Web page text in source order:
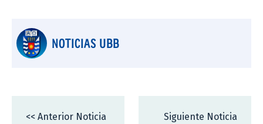
NOTICIAS UBB
<< Anterior Noticia
Siguiente Noticia